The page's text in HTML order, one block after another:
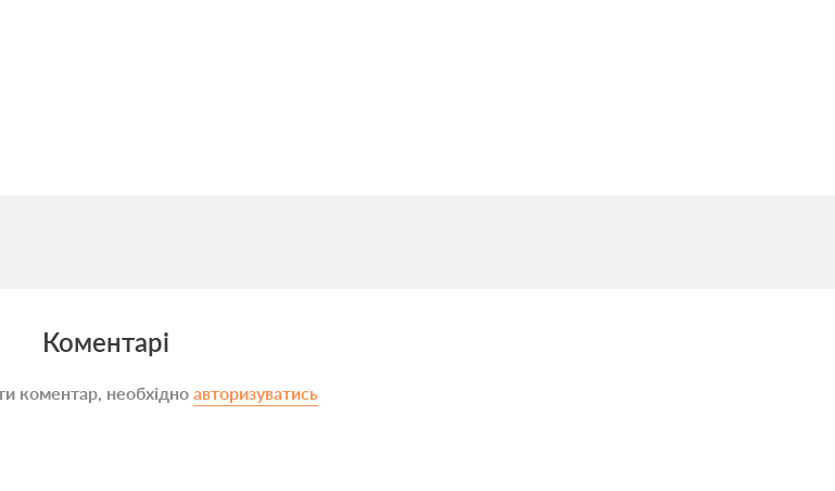
Коментарі
коментар, необхідно авторизуватись